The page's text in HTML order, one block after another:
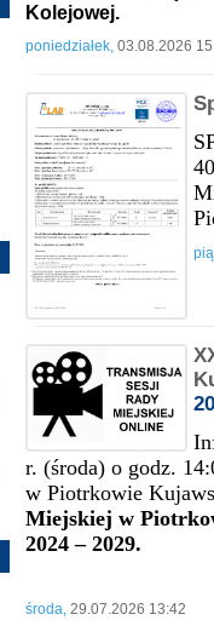
Kolejowej.
poniedziałek, 03.08.2026
r. (środa) o godz.
w Piotrkowie
Miejskiej w
2024 – 2029.
środa, 29.07.2026 13:42